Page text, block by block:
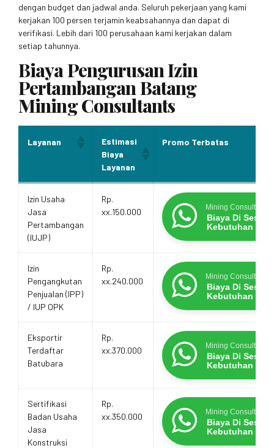
dengan budget dan jadwal anda. Seluruh pekerjaan yang kami
kerjakan 100 persen terjamin keabsahannya dan dapat di
verifikasi. Lebih dari 100 perusahaan kami kerjakan dalam
setiap tahunnya.
Biaya Pengurusan Izin
Pertambangan Batang
Mining Consultants
Layanan
Estimasi
Biaya
Layanan
Promo Terbatas
Biaya
Layanan
Promo Terbatas
Izin Usaha
Jasa
Pertambangan
(IUJP)
Rp.
xx.150.000
Mining Consultants
Biaya Di
Kebutuhan
Izin
Pengangkutan
Penjualan (IPP)
/ IUP OPK
Rp.
xx.240.000
Mining Consultants
Biaya Di
Kebutuhan
Eksportir
Terdaftar
Batubara
Rp.
xx.370.000
Mining Consultants
Biaya Di
Kebutuhan
Sertifikasi
Badan Usaha
Jasa
Konstruksi
Rp.
xx.350.000
Mining Consultants
Biaya Di
Kebutuhan